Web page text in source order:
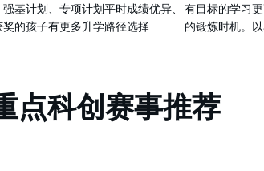
基计划、专项计划平时成绩优异、
的孩子有更多升学路径选择
有目标的学习
的锻炼时机。
点科创赛事推荐